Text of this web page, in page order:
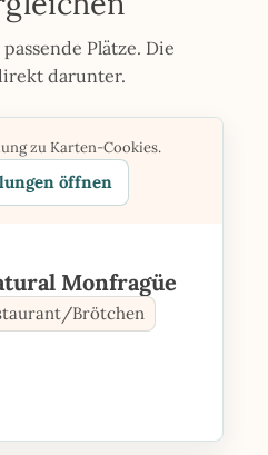
Plätze. Die
darunter.
zu Karten-Cookies.
öffnen
Monfragüe
Brötchen